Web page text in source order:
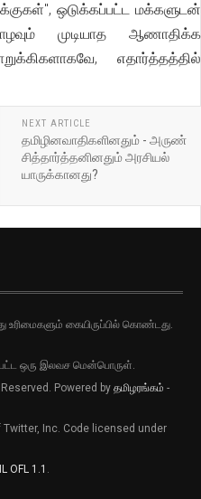
ஒடுக்கப்பட்ட மக்களுடன்
முடியாத ஆணாதிக்க
எதார்த்தத்தில்
NEXT ARTICLE
தமிழினவாதிகளினதும் - அருண்
சித்தார்த்தனினதும் அரசியல்
யாருக்கானது?
உரிமைகளும் கையிருப்பில் கொண்டது.
ஒரு இலவச மென்பொருள்.
Powered by தமிழரங்கம் -
Inc. Code licensed under
OFL 1.1 .